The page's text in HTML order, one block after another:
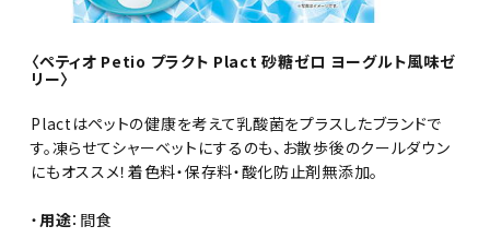
〈ペティオ Petio プラクト Plact 砂糖ゼロ ヨーグルト風味ゼ
リー〉
Plactはペットの健康を考えて乳酸菌をプラスしたブランドで
す。凍らせてシャーベットにするのも、お散歩後のクールダウン
にもオススメ！着色料・保存料・酸化防止剤無添加。
・ 用途：間食